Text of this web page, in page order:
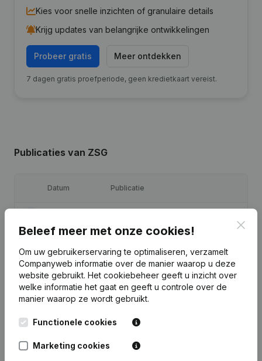
Kies voor snelle inzichten of granulaire details
Krijg updates van belangrijke ontwikkelingen
Probeer gratis Meer ontdekken
7 dagen gratis proefperiode, geen kredietkaart vereist.
Publicaties van ZSG
Datum Publicatie
04-11-2020
Statuten (Vertaling, Coördinatie,
Overige Wijzigingen, …)
05-09-2018 Ontslagnemingen - Benoemingen
26-05-2017 Ontslagnemingen - Benoemingen
23-06-2016 Ontslagnemingen - Benoemingen
Beleef meer met onze cookies!
Om uw gebruikerservaring te optimaliseren, verzamelt
Companyweb informatie over de manier waarop u deze
website gebruikt. Het cookiebeheer geeft u inzicht over
welke informatie het gaat en geeft u controle over de
manier waarop ze wordt gebruikt.
Functionele cookies
Marketing cookies